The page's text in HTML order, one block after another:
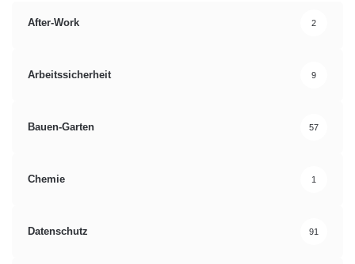
After-Work 2
Arbeitssicherheit 9
Bauen-Garten 57
Chemie 1
Datenschutz 91